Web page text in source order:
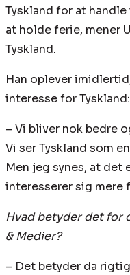
Tyskland for at
at holde ferie, mener
Tyskland.
Han oplever
interesse for Tyskland:
– Vi bliver nok bedre
Vi ser Tyskland som
Men jeg synes, at det
interesserer sig mere
Hvad betyder det for
& Medier?
– Det betyder da